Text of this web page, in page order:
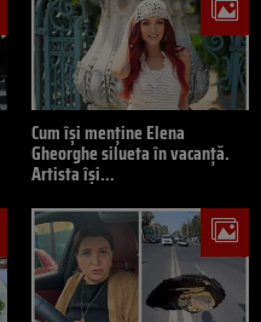
Cum își menține Elena
Gheorghe silueta în vacanță.
Artista își…